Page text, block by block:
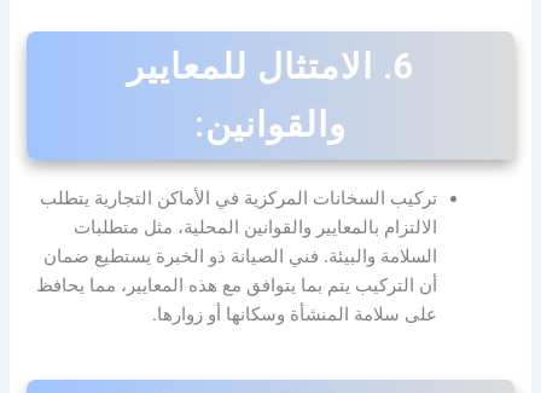
6.
الامتثال للمعايير
والقوانين:
تركيب السخانات المركزية في الأماكن التجارية يتطلب
الالتزام بالمعايير والقوانين المحلية، مثل متطلبات
السلامة والبيئة. فني الصيانة ذو الخبرة يستطيع ضمان
أن التركيب يتم بما يتوافق مع هذه المعايير، مما يحافظ
على سلامة المنشأة وسكانها أو زوارها.